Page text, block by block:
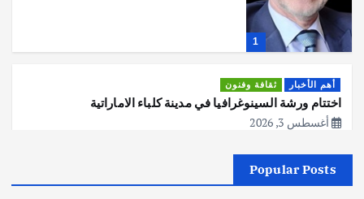
1
أهم الأخبار ثقافة وفنون
اختتام ورشة السينوغرافيا في مدينة كلباء الاماراتية
أغسطس 3, 2026
Popular Posts